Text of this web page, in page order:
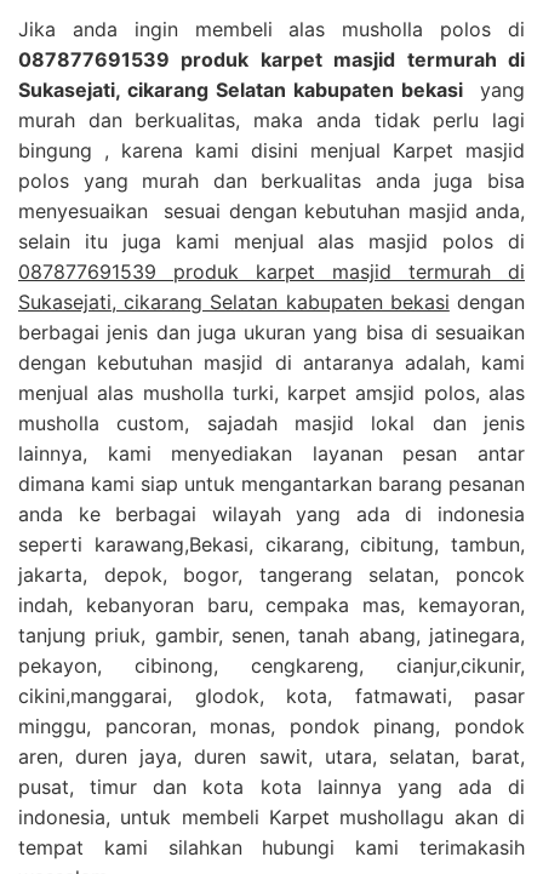
Jika anda ingin membeli alas musholla polos di
087877691539 produk karpet masjid termurah di
Sukasejati, cikarang Selatan kabupaten bekasi yang
murah dan berkualitas, maka anda tidak perlu lagi
bingung , karena kami disini menjual Karpet masjid
polos yang murah dan berkualitas anda juga bisa
menyesuaikan sesuai dengan kebutuhan masjid anda,
selain itu juga kami menjual alas masjid polos di
087877691539 produk karpet masjid termurah di
Sukasejati, cikarang Selatan kabupaten bekasi dengan
berbagai jenis dan juga ukuran yang bisa di sesuaikan
dengan kebutuhan masjid di antaranya adalah, kami
menjual alas musholla turki, karpet amsjid polos, alas
musholla custom, sajadah masjid lokal dan jenis
lainnya, kami menyediakan layanan pesan antar
dimana kami siap untuk mengantarkan barang pesanan
anda ke berbagai wilayah yang ada di indonesia
seperti karawang,Bekasi, cikarang, cibitung, tambun,
jakarta, depok, bogor, tangerang selatan, poncok
indah, kebanyoran baru, cempaka mas, kemayoran,
tanjung priuk, gambir, senen, tanah abang, jatinegara,
pekayon, cibinong, cengkareng, cianjur,cikunir,
cikini,manggarai, glodok, kota, fatmawati, pasar
minggu, pancoran, monas, pondok pinang, pondok
aren, duren jaya, duren sawit, utara, selatan, barat,
pusat, timur dan kota kota lainnya yang ada di
indonesia, untuk membeli Karpet mushollagu akan di
tempat kami silahkan hubungi kami terimakasih